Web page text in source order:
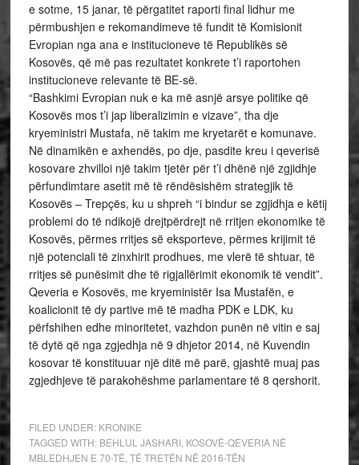
e sotme, 15 janar, të përgatitet raporti final lidhur me
përmbushjen e rekomandimeve të fundit të Komisionit
Evropian nga ana e institucioneve të Republikës së
Kosovës, që më pas rezultatet konkrete t’i raportohen
institucioneve relevante të BE-së.
“Bashkimi Evropian nuk e ka më asnjë arsye politike që
Kosovës mos t’i jap liberalizimin e vizave”, tha dje
kryeministri Mustafa, në takim me kryetarët e komunave.
Në dinamikën e axhendës, po dje, pasdite kreu i qeverisë
kosovare zhvilloi një takim tjetër për t’i dhënë një zgjidhje
përfundimtare asetit më të rëndësishëm strategjik të
Kosovës – Trepçës, ku u shpreh “i bindur se zgjidhja e këtij
problemi do të ndikojë drejtpërdrejt në rritjen ekonomike të
Kosovës, përmes rritjes së eksporteve, përmes krijimit të
një potenciali të zinxhirit prodhues, me vlerë të shtuar, të
rritjes së punësimit dhe të rigjallërimit ekonomik të vendit”.
Qeveria e Kosovës, me kryeministër Isa Mustafën, e
koalicionit të dy partive më të madha PDK e LDK, ku
përfshihen edhe minoritetet, vazhdon punën në vitin e saj
të dytë që nga zgjedhja në 9 dhjetor 2014, në Kuvendin
kosovar të konstituuar një ditë më parë, gjashtë muaj pas
zgjedhjeve të parakohëshme parlamentare të 8 qershorit.
FILED UNDER: KRONIKE
TAGGED WITH: BEHLUL JASHARI, KOSOVË-QEVERIA NË
MBLEDHJEN E 70-TË TË TRETËN NË 2016-TËN